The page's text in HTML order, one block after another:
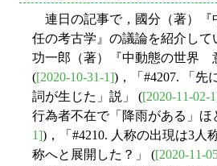
連日の記事で，國分（著）
任の考古学』の議論を紹介して
功一郎（著）『中動態の世界
([2020-10-31-1])，「#4207. 「先
詞が生じた」説」 ([2020-11-02-
行為者不在で「降雨がある」ほ
1])，「#4210. 人称の出現は3人
称へと展開した？」 ([2020-11-